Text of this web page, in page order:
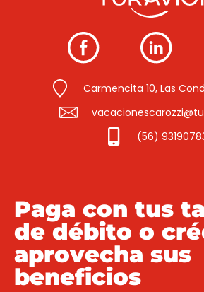
Carmencita 10, Las
(56)
Paga con tus
de débito o
aprovecha sus
beneficios